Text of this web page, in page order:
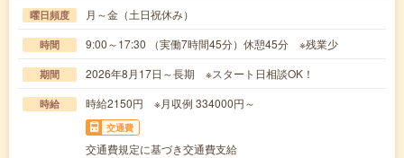
曜日頻度 月～金（土日祝休み）
時間 9:00～17:30 （実働7時間45分）休憩45分 ※残業少
期間 2026年8月17日～長期 ※スタート日相談OK！
時給 時給2150円 ※月収例 334000円～
交通費
交通費規定に基づき交通費支給